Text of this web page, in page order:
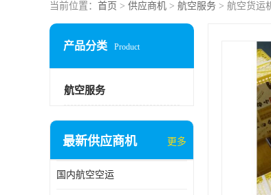
当前位置： 首页 > 供应商机 > 航空服务 > 航空货运
产品分类 Product
航空服务
最新供应商机 更多
国内航空空运